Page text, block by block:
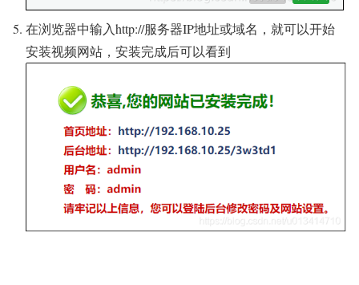
在浏览器中输入http://服务器IP地址或域名，就可以开始
安装视频网站，安装完成后可以看到